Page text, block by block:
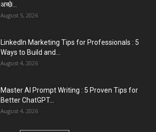
अच्छे...
August 5, 2026
LinkedIn Marketing Tips for Professionals : 5
Ways to Build and...
August 4, 2026
Master AI Prompt Writing : 5 Proven Tips for
Better ChatGPT...
August 4, 2026